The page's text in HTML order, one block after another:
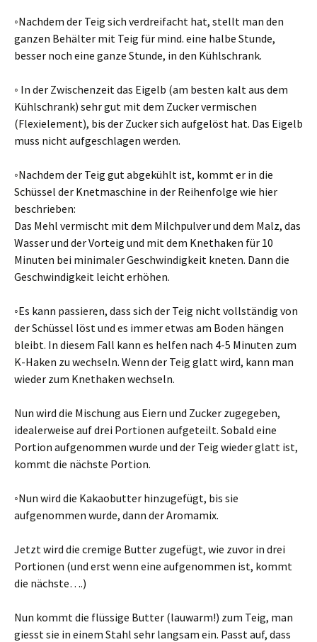
◦Nachdem der Teig sich verdreifacht hat, stellt man den
ganzen Behälter mit Teig für mind. eine halbe Stunde,
besser noch eine ganze Stunde, in den Kühlschrank.
◦ In der Zwischenzeit das Eigelb (am besten kalt aus dem
Kühlschrank) sehr gut mit dem Zucker vermischen
(Flexielement), bis der Zucker sich aufgelöst hat. Das Eigelb
muss nicht aufgeschlagen werden.
◦Nachdem der Teig gut abgekühlt ist, kommt er in die
Schüssel der Knetmaschine in der Reihenfolge wie hier
beschrieben:
Das Mehl vermischt mit dem Milchpulver und dem Malz, das
Wasser und der Vorteig und mit dem Knethaken für 10
Minuten bei minimaler Geschwindigkeit kneten. Dann die
Geschwindigkeit leicht erhöhen.
◦Es kann passieren, dass sich der Teig nicht vollständig von
der Schüssel löst und es immer etwas am Boden hängen
bleibt. In diesem Fall kann es helfen nach 4-5 Minuten zum
K-Haken zu wechseln. Wenn der Teig glatt wird, kann man
wieder zum Knethaken wechseln.
Nun wird die Mischung aus Eiern und Zucker zugegeben,
idealerweise auf drei Portionen aufgeteilt. Sobald eine
Portion aufgenommen wurde und der Teig wieder glatt ist,
kommt die nächste Portion.
◦Nun wird die Kakaobutter hinzugefügt, bis sie
aufgenommen wurde, dann der Aromamix.
Jetzt wird die cremige Butter zugefügt, wie zuvor in drei
Portionen (und erst wenn eine aufgenommen ist, kommt
die nächste….)
Nun kommt die flüssige Butter (lauwarm!) zum Teig, man
giesst sie in einem Stahl sehr langsam ein. Passt auf, dass